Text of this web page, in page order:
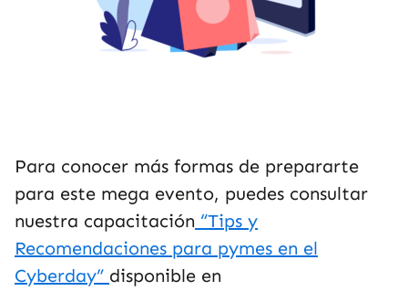
Para conocer más formas de prepararte
para este mega evento, puedes consultar
nuestra capacitación “Tips y
Recomendaciones para pymes en el
Cyberday” disponible en